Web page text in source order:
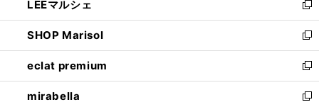
く
で
開
く
ド
ウ
で
開
く
ィ
ン
ド
ウ
で
開
く
い
ウ
ィ
ン
ド
ウ
で
LEEマルシェ
新
し
い
ウ
ィ
ン
ド
SHOP Marisol
新
し
い
ウ
ィ
eclat premium
新
し
い
mirabella
新